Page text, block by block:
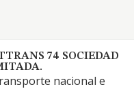
74 SOCIEDAD
nacional e